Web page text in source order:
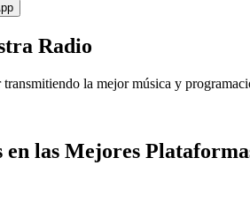
Radio
la mejor música y
en las Mejores